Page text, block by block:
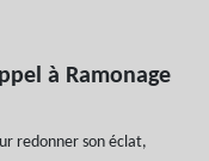
à Ramonage
redonner son éclat,